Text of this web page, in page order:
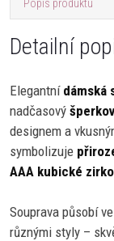
Popis produktu
Detailní
Elegantní dámská
nadčasový
designem a
symbolizuje
AAA kubické
Souprava působí
různými styly –